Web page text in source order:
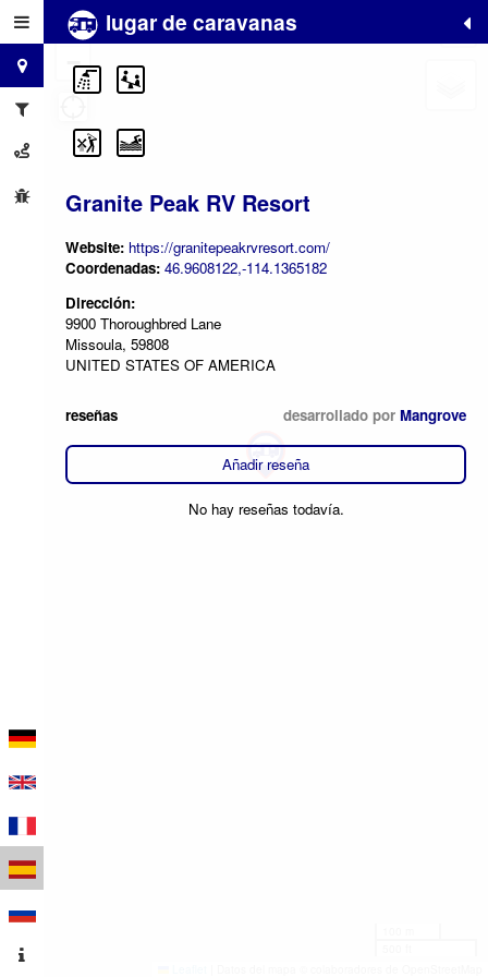
lugar de caravanas
Granite Peak RV Resort
Website: https://granitepeakrvresort.com/
Coordenadas: 46.9608122,-114.1365182
Dirección:
9900 Thoroughbred Lane
Missoula, 59808
UNITED STATES OF AMERICA
reseñas desarrollado por Mangrove
Añadir reseña
No hay reseñas todavía.
+
−